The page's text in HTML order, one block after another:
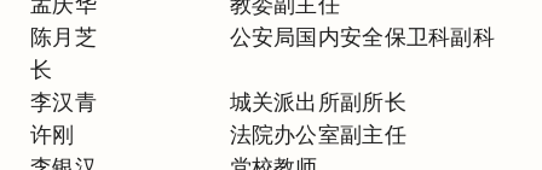
陈月芝 公安局国内安全保卫科副科
长
李汉青 城关派出所副所长
许刚 法院办公室副主任